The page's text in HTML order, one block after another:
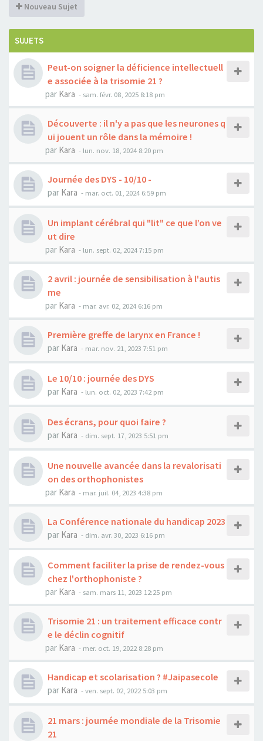
Nouveau Sujet
SUJETS
Peut-on soigner la déficience intellectuell
e associée à la trisomie 21 ?
par Kara - sam. févr. 08, 2025 8:18 pm
Découverte : il n'y a pas que les neurones q
ui jouent un rôle dans la mémoire !
par Kara - lun. nov. 18, 2024 8:20 pm
Journée des DYS - 10/10 -
par Kara - mar. oct. 01, 2024 6:59 pm
Un implant cérébral qui "lit" ce que l’on ve
ut dire
par Kara - lun. sept. 02, 2024 7:15 pm
2 avril : journée de sensibilisation à l'autis
me
par Kara - mar. avr. 02, 2024 6:16 pm
Première greffe de larynx en France !
par Kara - mar. nov. 21, 2023 7:51 pm
Le 10/10 : journée des DYS
par Kara - lun. oct. 02, 2023 7:42 pm
Des écrans, pour quoi faire ?
par Kara - dim. sept. 17, 2023 5:51 pm
Une nouvelle avancée dans la revalorisati
on des orthophonistes
par Kara - mar. juil. 04, 2023 4:38 pm
La Conférence nationale du handicap 2023
par Kara - dim. avr. 30, 2023 6:16 pm
Comment faciliter la prise de rendez-vous
chez l'orthophoniste ?
par Kara - sam. mars 11, 2023 12:25 pm
Trisomie 21 : un traitement efficace contr
e le déclin cognitif
par Kara - mer. oct. 19, 2022 8:28 pm
Handicap et scolarisation ? #Jaipasecole
par Kara -ven. sept. 02, 2022 5:03 pm
21 mars : journée mondiale de la Trisomie
21